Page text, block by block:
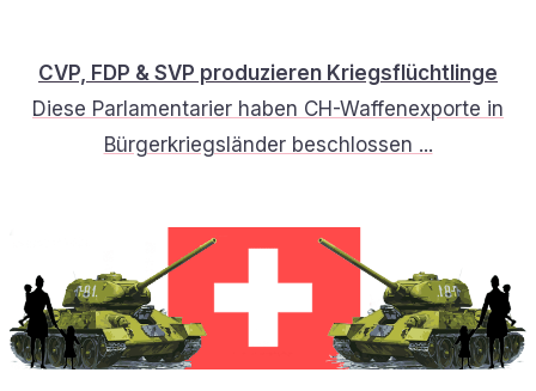
CVP, FDP & SVP produzieren Kriegsflüchtlinge
Diese Parlamentarier haben CH-Waffenexporte in
Bürgerkriegsländer beschlossen ...